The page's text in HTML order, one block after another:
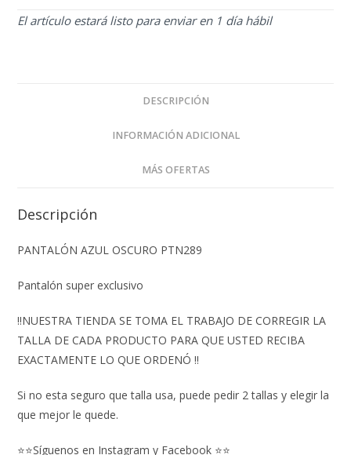
El artículo estará listo para enviar en 1 día hábil
DESCRIPCIÓN
INFORMACIÓN ADICIONAL
MÁS OFERTAS
Descripción
PANTALÓN AZUL OSCURO PTN289
Pantalón super exclusivo
‼️NUESTRA TIENDA SE TOMA EL TRABAJO DE CORREGIR LA
TALLA DE CADA PRODUCTO PARA QUE USTED RECIBA
EXACTAMENTE LO QUE ORDENÓ ‼️
Si no esta seguro que talla usa, puede pedir 2 tallas y elegir la
que mejor le quede.
⭐⭐Síguenos en Instagram y Facebook ⭐⭐